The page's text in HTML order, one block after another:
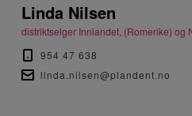
Linda Nilsen
distriktselger Innlandet, (Romerike) og
954 47 638
linda.nilsen@plandent.no